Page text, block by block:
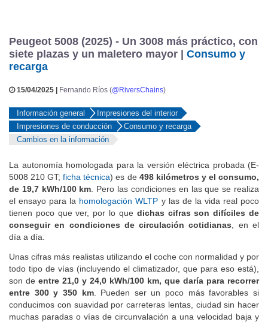
Peugeot 5008 (2025) - Un 3008 más práctico, con
siete plazas y un maletero mayor |
Consumo y
recarga
Información general
Impresiones del interior
Impresiones de conducción
La autonomía homologada para la versión eléctrica probada (E-
5008 210 GT;ficha técnica) es de498 kilómetros y el consumo,
de 19,7 kWh/100 km. Pero las condiciones en las que se realiza
el ensayo para lahomologación WLTPy las de la vida real poco
tienen poco que ver, por lo que dichas cifras son difíciles de
conseguir en condiciones de circulación cotidianas
Unas cifras más realistas utilizando el coche con normalidad y por
todo tipo de vías (incluyendo el climatizador, que para eso está),
son deentre 21,0 y 24,0 kWh/100 km, que daría para recorrer
entre 300 y 350 km. Pueden ser un poco más favorables si
conducimos con suavidad por carreteras lentas, ciudad sin hacer